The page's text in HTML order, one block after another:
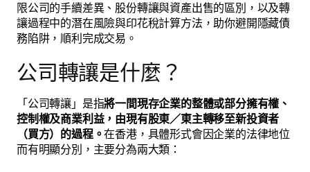
限公司的手續差異、股份轉讓與資產出售的區別，以及轉
讓過程中的潛在風險與印花稅計算方法，助你避開隱藏債
務陷阱，順利完成交易。
公司轉讓是什麼？
「公司轉讓」是指將一間現存企業的整體或部分擁有權、
控制權及商業利益，由現有股東／東主轉移至新投資者
（買方）的過程。在香港，具體形式會因企業的法律地位
而有明顯分別，主要分為兩大類：